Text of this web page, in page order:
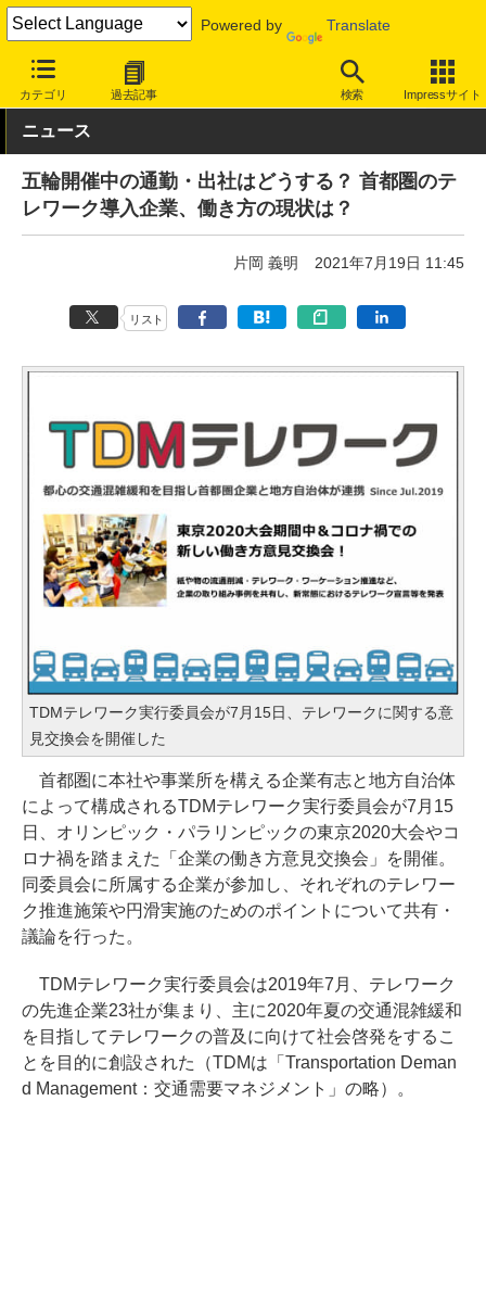
Powered by Translate
カテゴリ 過去記事 検索 Impressサイト
INTERNET Watch トピック テレワーク
ニュース
五輪開催中の通勤・出社はどうする？ 首都圏のテ
レワーク導入企業、働き方の現状は？
片岡 義明 2021年7月19日 11:45
リスト
TDMテレワーク実行委員会が7月15日、テレワークに関する意
見交換会を開催した
首都圏に本社や事業所を構える企業有志と地方自治体
によって構成されるTDMテレワーク実行委員会が7月15
日、オリンピック・パラリンピックの東京2020大会やコ
ロナ禍を踏まえた「企業の働き方意見交換会」を開催。
同委員会に所属する企業が参加し、それぞれのテレワー
ク推進施策や円滑実施のためのポイントについて共有・
議論を行った。
TDMテレワーク実行委員会は2019年7月、テレワーク
の先進企業23社が集まり、主に2020年夏の交通混雑緩和
を目指してテレワークの普及に向けて社会啓発をするこ
とを目的に創設された（TDMは「Transportation Deman
d Management：交通需要マネジメント」の略）。